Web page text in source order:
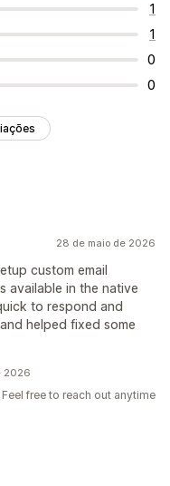
1
1
0
0
28 de maio de 2026
custom email
available in the native
to respond and
helped fixed some
2026
free to reach out anytime